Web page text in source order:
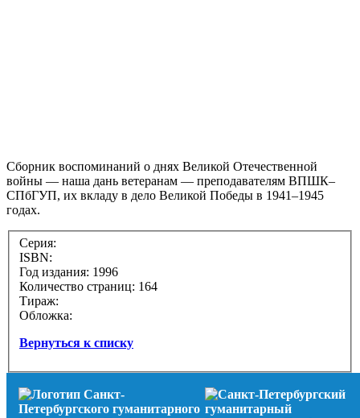
Сборник воспоминаний о днях Великой Отечественной
войны — наша дань ветеранам — преподавателям ВПШК–
СПбГУП, их вкладу в дело Великой Победы в 1941–1945
годах.
Серия:
ISBN:
Год издания: 1996
Количество страниц: 164
Тираж:
Обложка:
Вернуться к списку